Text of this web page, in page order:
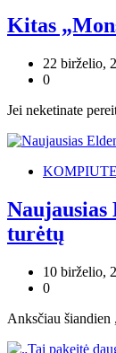
Kitas
22 birželio,
0
Jei neketinate
turėtų
10 birželio,
0
Anksčiau